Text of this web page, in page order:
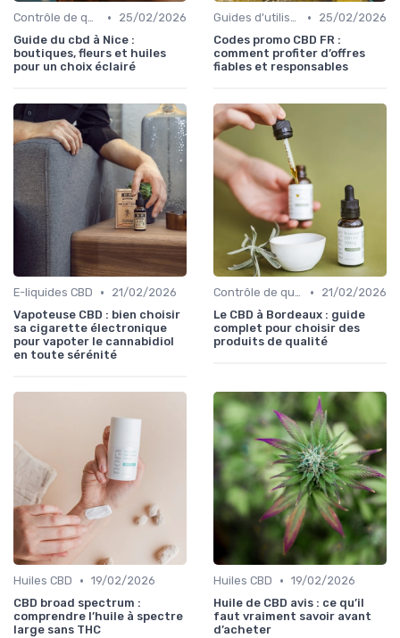
Contrôle de qualité •
25/02/2026
Guide du cbd à Nice :
boutiques, fleurs et huiles
pour un choix éclairé
Guides d'utilisation •
25/02/2026
Codes promo CBD FR :
comment profiter d’offres
fiables et responsables
E-liquides CBD •
21/02/2026
Vapoteuse CBD : bien choisir
sa cigarette électronique
pour vapoter le cannabidiol
en toute sérénité
Contrôle de qualité •
21/02/2026
Le CBD à Bordeaux : guide
complet pour choisir des
produits de qualité
Huiles CBD • 19/02/2026
CBD broad spectrum :
comprendre l’huile à spectre
large sans THC
Huiles CBD • 19/02/2026
Huile de CBD avis : ce qu’il
faut vraiment savoir avant
d’acheter